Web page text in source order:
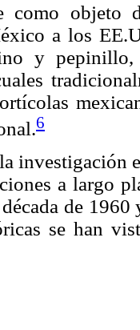
como objeto
a los
y
6
investigación
a largo
de 1960
se han